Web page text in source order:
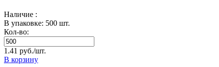
Наличие :
В упаковке: 500 шт.
Кол-во:
1.41 руб./шт.
В корзину